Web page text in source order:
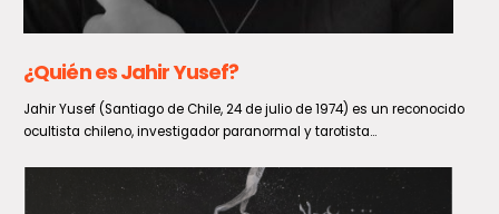
Cada gota cuenta: el trabajo silencioso del
lactario que protege a los recién nacidos
En la Semana Mundial de la Lactancia Materna, el Hospital Regional